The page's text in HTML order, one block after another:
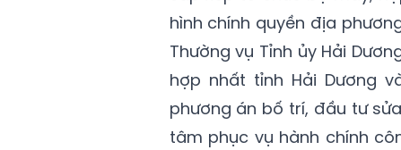
hình chính quyền địa
Thường vụ Tỉnh ủy Hải
hợp nhất tỉnh Hải Dương
phương án bố trí, đầu tư
tâm phục vụ hành chính